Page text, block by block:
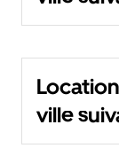
ville